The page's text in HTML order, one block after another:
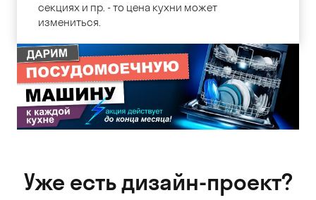
секциях и пр. - то цена кухни может
измениться.
Уже есть дизайн-проект?